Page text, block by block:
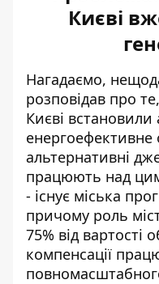
Києві
Нагадаємо,
розповідав про
Києві
енергоефективне
альтернативні
працюють над
- існує міська
причому роль
75% від вартості
компенсації